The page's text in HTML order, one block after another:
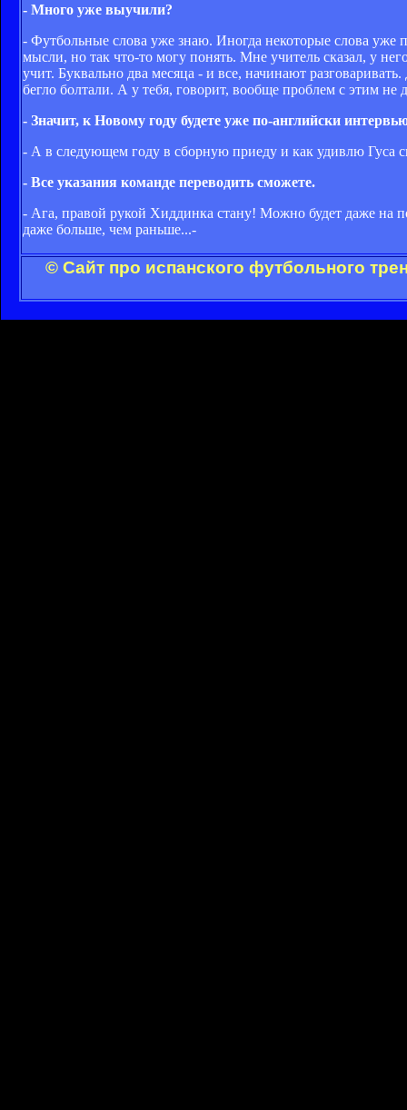
- Много уже выучили?
- Футбольные слова уже знаю. Иногда некоторые слова уже
мысли, но так что-то могу понять. Мне учитель сказал, у
учит. Буквально два месяца - и все, начинают
бегло болтали. А у тебя, говорит, вообще проблем с этим не
- Значит, к Новому году будете уже по-английски
- А в следующем году в сборную приеду и как удивлю Гуса
- Все указания команде переводить сможете.
- Ага, правой рукой Хиддинка стану! Можно будет даже на
даже больше, чем раньше...-
© Сайт про испанского футбольного